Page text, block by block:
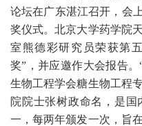
论坛在广东湛江召开，会
奖仪式。北京大学药学院
室熊德彩研究员荣获第
奖” ，并应邀作大会报告。
生物工程学会糖生物工程
院院士张树政命名，是
一，每两年颁发一次，旨